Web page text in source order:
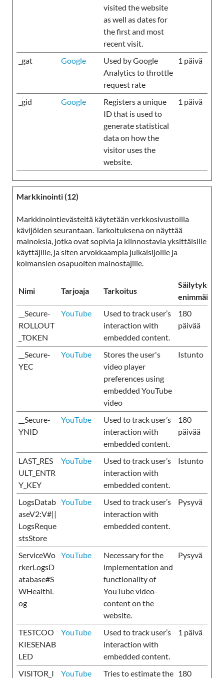
visited the website
as well as dates for
the first and most
recent visit.
_gat
Google
Used by Google
Analytics to throttle
request rate
1 päivä
_gid Google
Registers a unique
ID that is used to
generate statistical
data on how the
visitor uses the
website.
1 päivä
Markkinointi (12)
Markkinointievästeitä käytetään verkkosivustoilla
kävijöiden seurantaan. Tarkoituksena on näyttää
mainoksia, jotka ovat sopivia ja kiinnostavia yksittäisille
käyttäjille, ja siten arvokkaampia julkaisijoille ja
kolmansien osapuolten mainostajille.
Nimi Tarjoaja Tarkoitus
Säilytyksen
__Secure-
ROLLOUT
_TOKEN
YouTube
Used to track user’s
interaction with
embedded content.
180
päivää
__Secure-
YEC
YouTube
Stores the user's
video player
preferences using
embedded YouTube
video
Istunto
__Secure-
YNID
YouTube
Used to track user’s
interaction with
embedded content.
180
päivää
LAST_RES
ULT_ENTR
Y_KEY
YouTube
Used to track user’s
interaction with
embedded content.
Istunto
LogsDatab
aseV2:V#||
LogsReque
stsStore
YouTube
Used to track user’s
interaction with
embedded content.
Pysyvä
ServiceWo
rkerLogsD
atabase#S
WHealthL
og
YouTube
Necessary for the
implementation and
functionality of
YouTube video-
content on the
website.
Pysyvä
TESTCOO
KIESENAB
LED
YouTube
Used to track user’s
interaction with
embedded content.
1 päivä
VISITOR_I
YouTube
Tries to estimate the 180